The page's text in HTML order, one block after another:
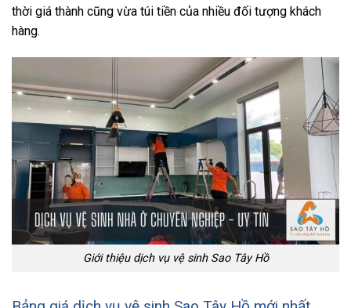
thời giá thành cũng vừa túi tiền của nhiều đối tượng khách
hàng.
Giới thiệu dịch vụ vệ sinh Sao Tây Hồ